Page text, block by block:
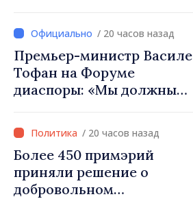
посол Турции Уйгар
Мустафа Сертел/ 20 часов назад
Премьер-министр Василе
Тофан на Форуме
диаспоры: «Мы должны
уверенность в том, что
Республика Молдова
движется в правильном
направлении»
/ 20 часов назад
Более 450 примэрий
приняли решение о
добровольном